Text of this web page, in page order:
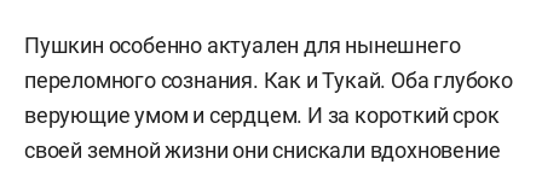
Пушкин особенно актуален для нынешнего
переломного сознания. Как и Тукай. Оба глубоко
верующие умом и сердцем. И за короткий срок
своей земной жизни они снискали вдохновение